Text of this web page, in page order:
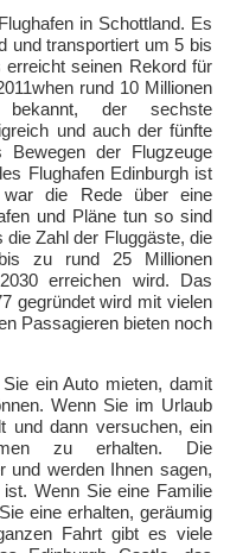
in Schottland. Es
und transportiert um 5 bis
seinen Rekord für
rund 10 Millionen
der sechste
und auch der fünfte
Bewegen der Flugzeuge
Flughafen Edinburgh ist
war die Rede über eine
und Pläne tun so sind
Zahl der Fluggäste, die
zu rund 25 Millionen
erreichen wird. Das
gegründet wird mit vielen
Passagieren bieten noch
ein Auto mieten, damit
Wenn Sie im Urlaub
und dann versuchen, ein
zu erhalten. Die
und werden Ihnen sagen,
Wenn Sie eine Familie
eine erhalten, geräumig
Fahrt gibt es viele